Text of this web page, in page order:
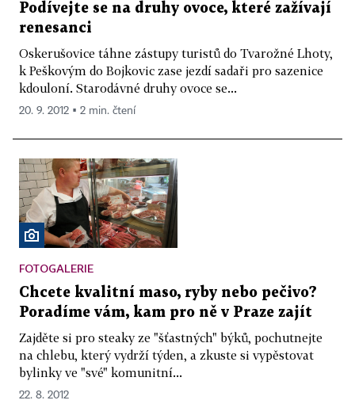
Podívejte se na druhy ovoce, které zažívají
renesanci
Oskerušovice táhne zástupy turistů do Tvarožné Lhoty,
k Peškovým do Bojkovic zase jezdí sadaři pro sazenice
kdouloní. Starodávné druhy ovoce se...
20. 9. 2012 ▪ 2 min. čtení
FOTOGALERIE
Chcete kvalitní maso, ryby nebo pečivo?
Poradíme vám, kam pro ně v Praze zajít
Zajděte si pro steaky ze "šťastných" býků, pochutnejte
na chlebu, který vydrží týden, a zkuste si vypěstovat
bylinky ve "své" komunitní...
22. 8. 2012